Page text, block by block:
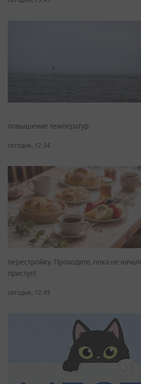
повышение температур
сегодня, 12:34
перестройку. Проходите, пока не
приступ!
сегодня, 12:49